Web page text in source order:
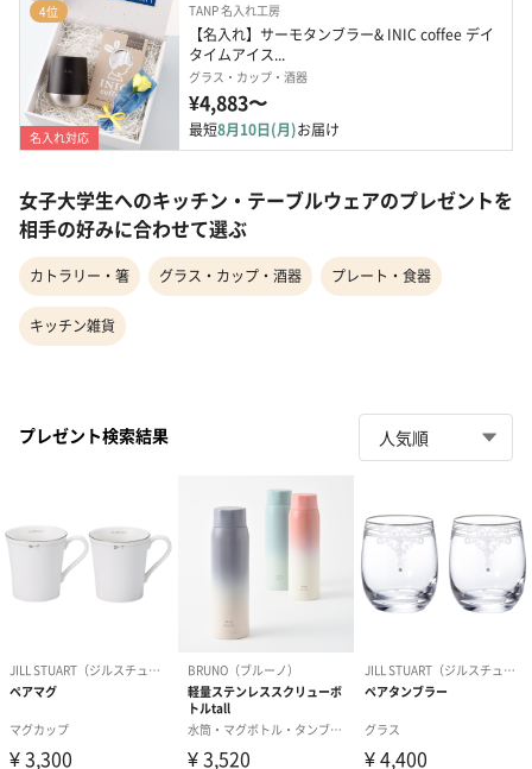
4位
名入れ対応
TANP 名入れ工房
【名入れ】サーモタンブラー& INIC coffee デイ
タイムアイス...
グラス・カップ・酒器
¥4,883〜
最短8月10日(月)お届け
女子大学生へのキッチン・テーブルウェアのプレゼントを
相手の好みに合わせて選ぶ
カトラリー・箸 グラス・カップ・酒器 プレート・食器
キッチン雑貨
プレゼント検索結果